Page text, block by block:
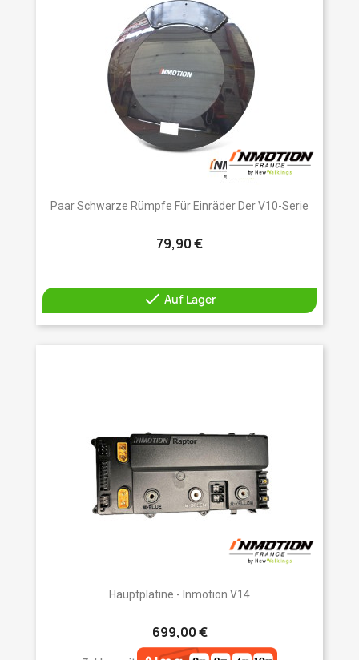
Paar Schwarze Rümpfe Für Einräder Der V10-Serie
79,90 €
 Auf Lager
Hauptplatine - Inmotion V14
699,00 €